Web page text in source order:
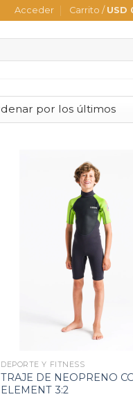
Acceder Carrito / USD
DEPORTE Y FITNESS
TRAJE DE NEOPRENO
ELEMENT 3:2